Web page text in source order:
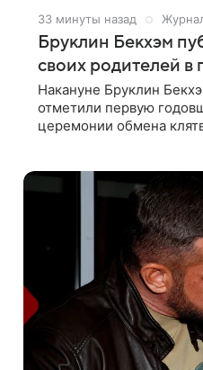
33 минуты назад
Бруклин Бекхэм
своих родителей в
Накануне Бруклин
отметили первую
церемонии обмена